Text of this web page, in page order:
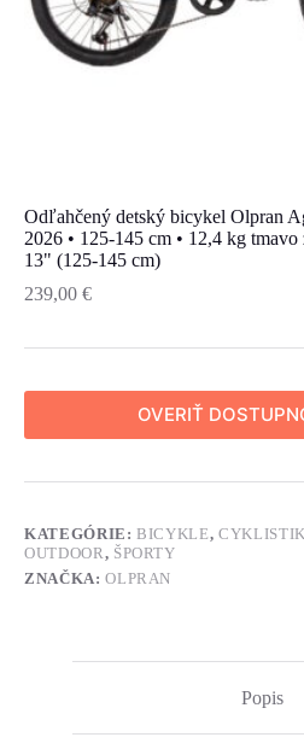
Odľahčený detský bicykel Olpran
2026 • 125-145 cm • 12,4 kg tmavo
13" (125-145 cm)
239,00 €
OVERIŤ
KATEGÓRIE:BICYKLE,
OUTDOOR , ŠPORTY
ZNAČKA:OLPRAN
Popis